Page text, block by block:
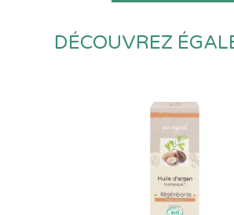
DÉCOUVREZ